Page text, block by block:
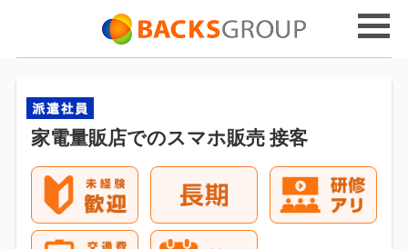
家電量販店でのスマホ販売 接客